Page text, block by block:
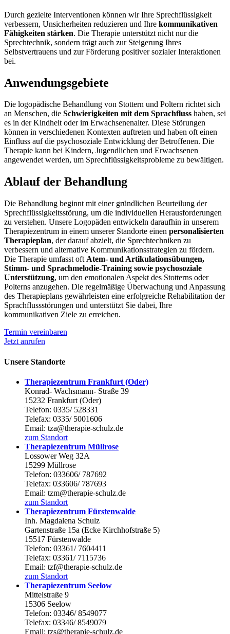
Durch gezielte Interventionen können wir Ihre Sprechflüssigkeit
verbessern, Unsicherheiten reduzieren und Ihre kommunikativen
Fähigkeiten stärken. Die Therapie unterstützt nicht nur die
Sprechtechnik, sondern trägt auch zur Steigerung Ihres
Selbstvertrauens und zur Förderung positiver sozialer Interaktionen
bei.
Anwendungsgebiete
Die logopädische Behandlung von Stottern und Poltern richtet sich
an Menschen, die Schwierigkeiten mit dem Sprachfluss haben, sei
es in der Kindheit oder im Erwachsenenalter. Diese Störungen
können in verschiedenen Kontexten auftreten und haben oft einen
Einfluss auf die psychosoziale Entwicklung der Betroffenen. Die
Therapie kann bei Kindern, Jugendlichen und Erwachsenen
angewendet werden, um Sprechflüssigkeitsprobleme zu bewältigen.
Ablauf der Behandlung
Die Behandlung beginnt mit einer gründlichen Beurteilung der
Sprechflüssigkeitsstörung, um die individuellen Herausforderungen
zu verstehen. Unsere Logopäden entwickeln daraufhin in unserem
Therapiezentrum in einem unserer Standorte einen personalisierten
Therapieplan, der darauf abzielt, die Sprechtechniken zu
verbessern und alternative Kommunikationsstrategien zu fördern.
Die Therapie umfasst oft Atem- und Artikulationsübungen,
Stimm- und Sprachmelodie-Training sowie psychosoziale
Unterstützung, um den emotionalen Aspekt des Stotterns oder
Polterns anzugehen. Die regelmäßige Überwachung und Anpassung
des Therapieplans gewährleisten eine erfolgreiche Rehabilitation der
Sprachflussstörungen und unterstützt Sie dabei, Ihre
kommunikativen Ziele zu erreichen.
Termin vereinbaren
Jetzt anrufen
Unsere Standorte
Therapiezentrum Frankfurt (Oder)
Konrad- Wachsmann- Straße 39
15232 Frankfurt (Oder)
Telefon: 0335/ 528331
Telefax: 0335/ 5001606
Email: tza@therapie-schulz.de
zum Standort
Therapiezentrum Müllrose
Lossower Weg 32A
15299 Müllrose
Telefon: 033606/ 787692
Telefax: 033606/ 787693
Email: tzm@therapie-schulz.de
zum Standort
Therapiezentrum Fürstenwalde
Inh. Magdalena Schulz
Gartenstraße 15a (Ecke Kirchhofstraße 5)
15517 Fürstenwalde
Telefon: 03361/ 7604411
Telefax: 03361/ 7115736
Email: tzf@therapie-schulz.de
zum Standort
Therapiezentrum Seelow
Mittelstraße 9
15306 Seelow
Telefon: 03346/ 8549077
Telefax: 03346/ 8549079
Email: tzs@therapie-schulz.de